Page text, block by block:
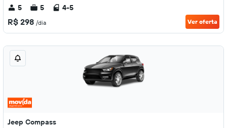
5 5 4-5
R$ 298 /dia Ver oferta
Jeep Compass